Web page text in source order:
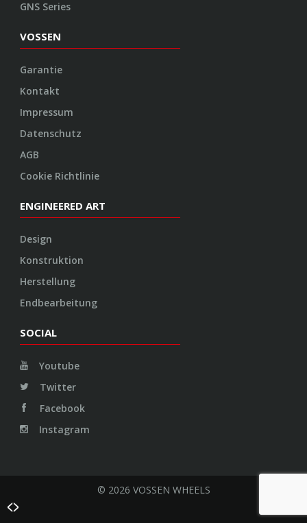
GNS Series
VOSSEN
Garantie
Kontakt
Impressum
Datenschutz
AGB
Cookie Richtlinie
ENGINEERED ART
Design
Konstruktion
Herstellung
Endbearbeitung
SOCIAL
Youtube
Twitter
Facebook
Instagram
© 2026 VOSSEN WHEELS